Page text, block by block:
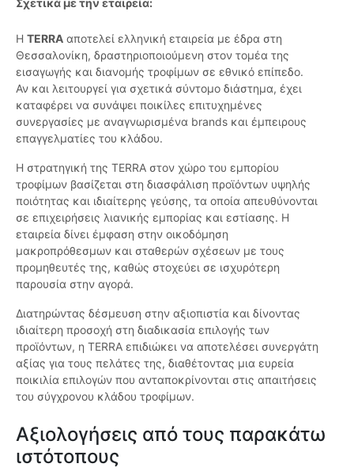
Σχετικά με την εταιρεία:
Η TERRA αποτελεί ελληνική εταιρεία με έδρα στη
Θεσσαλονίκη, δραστηριοποιούμενη στον τομέα της
εισαγωγής και διανομής τροφίμων σε εθνικό επίπεδο.
Αν και λειτουργεί για σχετικά σύντομο διάστημα, έχει
καταφέρει να συνάψει ποικίλες επιτυχημένες
συνεργασίες με αναγνωρισμένα brands και έμπειρους
επαγγελματίες του κλάδου.
Η στρατηγική της TERRA στον χώρο του εμπορίου
τροφίμων βασίζεται στη διασφάλιση προϊόντων υψηλής
ποιότητας και ιδιαίτερης γεύσης, τα οποία απευθύνονται
σε επιχειρήσεις λιανικής εμπορίας και εστίασης. Η
εταιρεία δίνει έμφαση στην οικοδόμηση
μακροπρόθεσμων και σταθερών σχέσεων με τους
προμηθευτές της, καθώς στοχεύει σε ισχυρότερη
παρουσία στην αγορά.
Διατηρώντας δέσμευση στην αξιοπιστία και δίνοντας
ιδιαίτερη προσοχή στη διαδικασία επιλογής των
προϊόντων, η TERRA επιδιώκει να αποτελέσει συνεργάτη
αξίας για τους πελάτες της, διαθέτοντας μια ευρεία
ποικιλία επιλογών που ανταποκρίνονται στις απαιτήσεις
του σύγχρονου κλάδου τροφίμων.
Αξιολογήσεις από τους παρακάτω
ιστότοπους